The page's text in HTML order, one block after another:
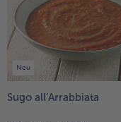
Neu
Sugo all’Arrabbiata